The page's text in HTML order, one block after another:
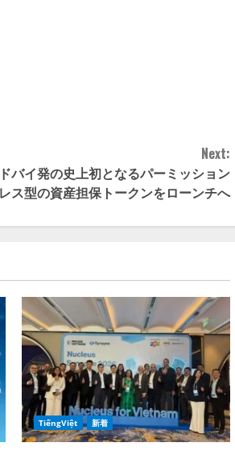
Next:
バイ発の史上初となるパーミッション
レス型の資産担保トークンをローンチへ
TiếngViệt 新着